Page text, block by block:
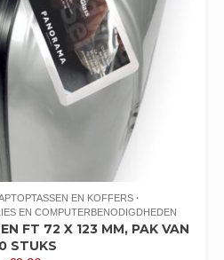
EN KOFFERS
EN COMPUTERBENODIGDHEDEN
FT 72 X 123 MM, PAK VAN
STUKS